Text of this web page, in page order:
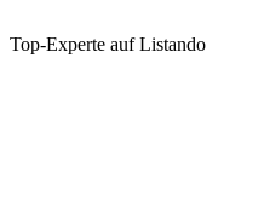
Top-Experte auf Listando